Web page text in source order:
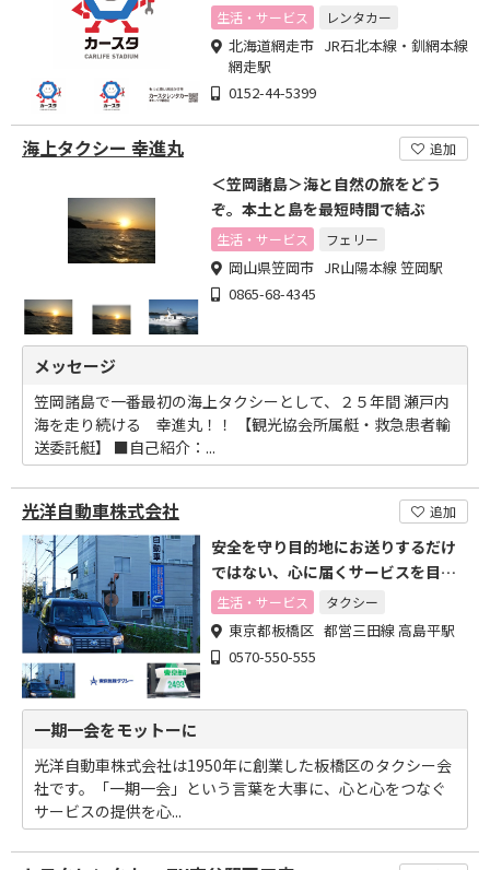
す。
生活・サービス レンタカー
北海道網走市 JR石北本線・釧網本線
網走駅
0152-44-5399
海上タクシー 幸進丸 追加
＜笠岡諸島＞海と自然の旅をどう
ぞ。本土と島を最短時間で結ぶ
生活・サービス フェリー
岡山県笠岡市 JR山陽本線 笠岡駅
0865-68-4345
メッセージ
笠岡諸島で一番最初の海上タクシーとして、２５年間 瀬戸内
海を走り続ける 幸進丸！！ 【観光協会所属艇・救急患者輸
送委託艇】 ■自己紹介：...
光洋自動車株式会社 追加
安全を守り目的地にお送りするだけ
ではない、心に届くサービスを目指
します
生活・サービス タクシー
東京都板橋区 都営三田線 高島平駅
0570-550-555
一期一会をモットーに
光洋自動車株式会社は1950年に創業した板橋区のタクシー会
社です。「一期一会」という言葉を大事に、心と心をつなぐ
サービスの提供を心...